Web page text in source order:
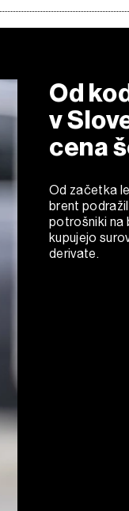
Od
v
cena
Od začetka
brent
potrošniki na
kupujejo
derivate.